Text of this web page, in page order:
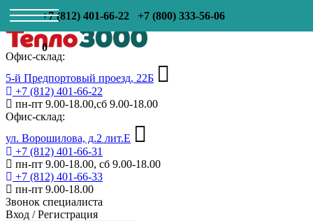
+7 (812) 401-66-22 +7 (800) 333-56-06
0
Офис-склад:
5-й Предпортовый проезд, 22Б
+7 (812) 401-66-22
пн-пт 9.00-18.00,сб 9.00-18.00
Офис-склад:
ул. Ворошилова, д.2 лит.Е
+7 (812) 401-66-31
пн-пт 9.00-18.00, сб 9.00-18.00
+7 (812) 401-66-33
пн-пт 9.00-18.00
Звонок специалиста
Вход /Регистрация